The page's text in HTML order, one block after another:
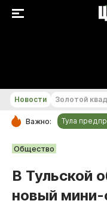
РУБРИКИ
Общество
Культура
Новости Золотой
Важно: Тула
Общество
В Тульской
новый мини-